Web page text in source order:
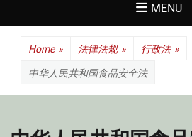
MENU
Home » 法律法规 » 行政法 »
中华人民共和国食品安全法